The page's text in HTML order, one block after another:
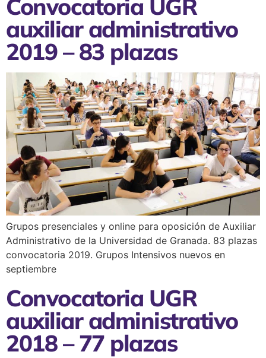
Convocatoria UGR
auxiliar administrativo
2019 – 83 plazas
Grupos presenciales y online para oposición de Auxiliar
Administrativo de la Universidad de Granada. 83 plazas
convocatoria 2019. Grupos Intensivos nuevos en
septiembre
Convocatoria UGR
auxiliar administrativo
2018 – 77 plazas